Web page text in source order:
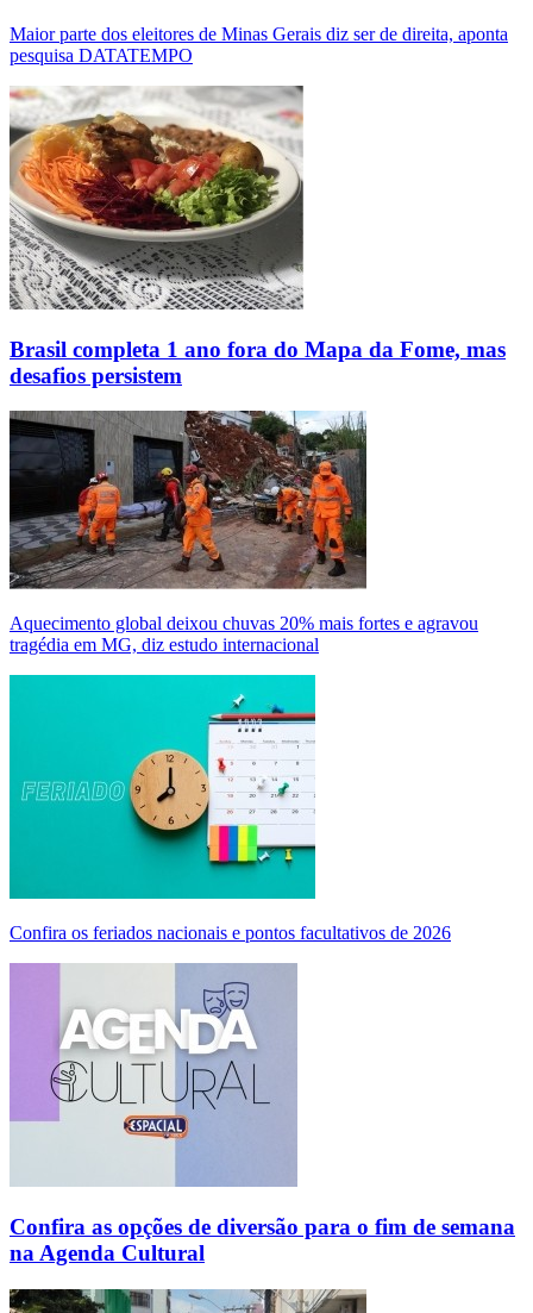
Maior parte dos eleitores de Minas Gerais diz ser de direita, aponta
pesquisa DATATEMPO
Brasil completa 1 ano fora do Mapa da Fome, mas
desafios persistem
Aquecimento global deixou chuvas 20% mais fortes e agravou
tragédia em MG, diz estudo internacional
Confira os feriados nacionais e pontos facultativos de 2026
Confira as opções de diversão para o fim de semana
na Agenda Cultural